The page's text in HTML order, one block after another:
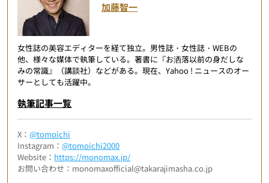
加藤智一
女性誌の美容エディターを経て独立。男性誌・女性誌・WEBの
他、様々な媒体で執筆している。著書に『お洒落以前の身だしな
みの常識』（講談社）などがある。現在、Yahoo ! ニュースのオー
サーとしても活躍中。
執筆記事一覧
X：@tomoichi
Instagram：@tomoichi2000
Website： https://monomax.jp/
お問い合わせ：monomaxofficial@takarajimasha.co.jp